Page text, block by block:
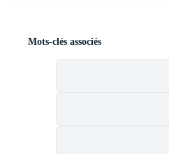
Mots-clés associés